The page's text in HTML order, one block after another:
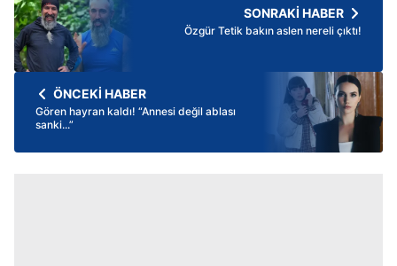
SONRAKİ HABER
Özgür Tetik bakın aslen nereli çıktı!
ÖNCEKİ HABER
Gören hayran kaldı! “Annesi değil ablası
sanki...”